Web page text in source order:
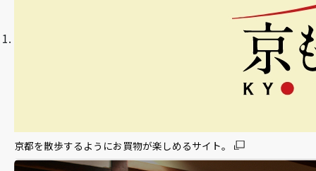
京都を散歩するようにお買物が楽しめるサイト。